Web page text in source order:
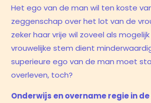
Het ego van de man wil ten koste
zeggenschap over het lot van de
zeker haar vrije wil zoveel als
vrouwelijke stem dient
superieure ego van de man moet
overleven, toch?
Onderwijs en overname regie in